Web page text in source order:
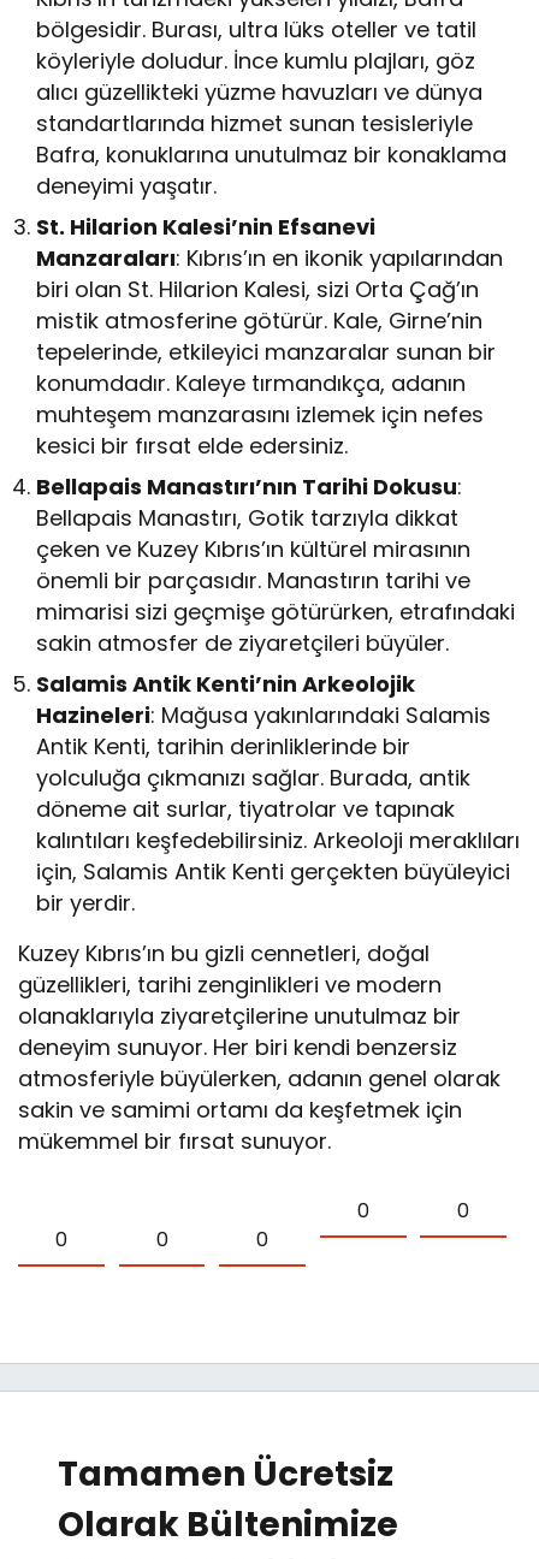
bölgesidir. Burası, ultra lüks oteller ve tatil
köyleriyle doludur. İnce kumlu plajları, göz
alıcı güzellikteki yüzme havuzları ve dünya
standartlarında hizmet sunan tesisleriyle
Bafra, konuklarına unutulmaz bir konaklama
deneyimi yaşatır.
St. Hilarion Kalesi’nin Efsanevi
Manzaraları: Kıbrıs’ın en ikonik yapılarından
biri olan St. Hilarion Kalesi, sizi Orta Çağ’ın
mistik atmosferine götürür. Kale, Girne’nin
tepelerinde, etkileyici manzaralar sunan bir
konumdadır. Kaleye tırmandıkça, adanın
muhteşem manzarasını izlemek için nefes
kesici bir fırsat elde edersiniz.
Bellapais Manastırı’nın Tarihi Dokusu:
Bellapais Manastırı, Gotik tarzıyla dikkat
çeken ve Kuzey Kıbrıs’ın kültürel mirasının
önemli bir parçasıdır. Manastırın tarihi ve
mimarisi sizi geçmişe götürürken, etrafındaki
sakin atmosfer de ziyaretçileri büyüler.
Salamis Antik Kenti’nin Arkeolojik
Hazineleri: Mağusa yakınlarındaki Salamis
Antik Kenti, tarihin derinliklerinde bir
yolculuğa çıkmanızı sağlar. Burada, antik
döneme ait surlar, tiyatrolar ve tapınak
kalıntıları keşfedebilirsiniz. Arkeoloji meraklıları
için, Salamis Antik Kenti gerçekten büyüleyici
bir yerdir.
Kuzey Kıbrıs’ın bu gizli cennetleri, doğal
güzellikleri, tarihi zenginlikleri ve modern
olanaklarıyla ziyaretçilerine unutulmaz bir
deneyim sunuyor. Her biri kendi benzersiz
atmosferiyle büyülerken, adanın genel olarak
sakin ve samimi ortamı da keşfetmek için
mükemmel bir fırsat sunuyor.
0 0 0
0 0
Tamamen Ücretsiz
Olarak Bültenimize